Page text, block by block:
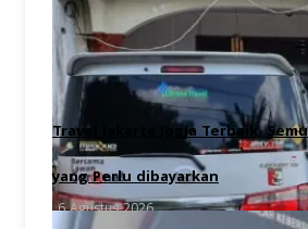
Travel Jakarta Jogja Terbaik,
yang Perlu dibayarkan
6 Agustus 2026